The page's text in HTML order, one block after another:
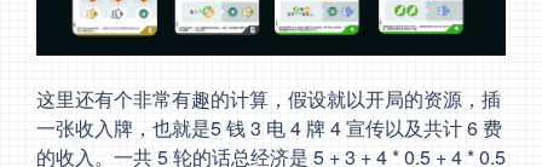
这里还有个非常有趣的计算，假设就以开局的资源，插
一张收入牌，也就是5 钱 3 电 4 牌 4 宣传以及共计 6 费
的收入。一共 5 轮的话总经济是 5 + 3 + 4 * 0.5 + 4 * 0.5